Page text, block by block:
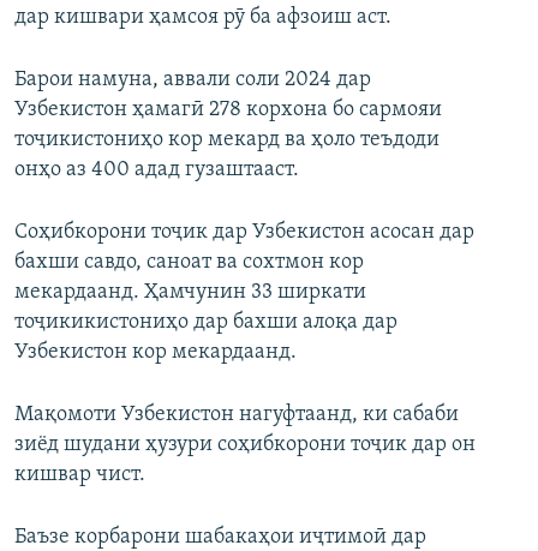
дар кишвари ҳамсоя рӯ ба афзоиш аст.
Барои намуна, аввали соли 2024 дар
Узбекистон ҳамагӣ 278 корхона бо сармояи
тоҷикистониҳо кор мекард ва ҳоло теъдоди
онҳо аз 400 адад гузаштааст.
Соҳибкорони тоҷик дар Узбекистон асосан дар
бахши савдо, саноат ва сохтмон кор
мекардаанд. Ҳамчунин 33 ширкати
тоҷикикистониҳо дар бахши алоқа дар
Узбекистон кор мекардаанд.
Мақомоти Узбекистон нагуфтаанд, ки сабаби
зиёд шудани ҳузури соҳибкорони тоҷик дар он
кишвар чист.
Баъзе корбарони шабакаҳои иҷтимоӣ дар